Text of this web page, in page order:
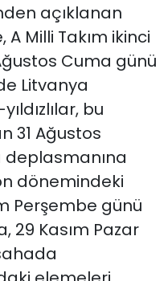
açıklanan
Milli Takım ikinci
Cuma günü
Litvanya
bu
31 Ağustos
deplasmanına
dönemindeki
Perşembe günü
Kasım Pazar